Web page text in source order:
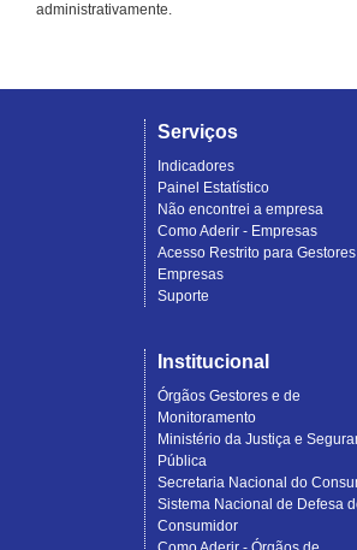
administrativamente.
Serviços
Indicadores
Painel Estatístico
Não encontrei a empresa
Como Aderir - Empresas
Acesso Restrito para
Empresas
Suporte
Institucional
Órgãos Gestores e de
Monitoramento
Ministério da Justiça e
Pública
Secretaria Nacional do
Sistema Nacional de Defesa
Consumidor